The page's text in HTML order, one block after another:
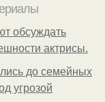
обсуждать
актрисы.
до семейных
угрозой